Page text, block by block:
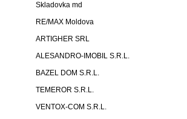
Skladovka md
RE/MAX Moldova
ARTIGHER SRL
ALESANDRO-IMOBIL S.R.L.
BAZEL DOM S.R.L.
TEMEROR S.R.L.
VENTOX-COM S.R.L.